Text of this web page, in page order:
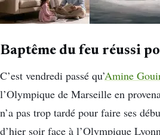
Baptême du feu réussi
C’est vendredi passé qu’Amine
l’Olympique de Marseille en
n’a pas trop tardé pour faire ses
d’hier soir face à l’Olympique